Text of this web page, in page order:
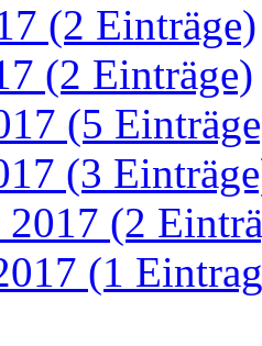
(2 Einträge)
(2 Einträge)
(5
(3
2017 (2
(1